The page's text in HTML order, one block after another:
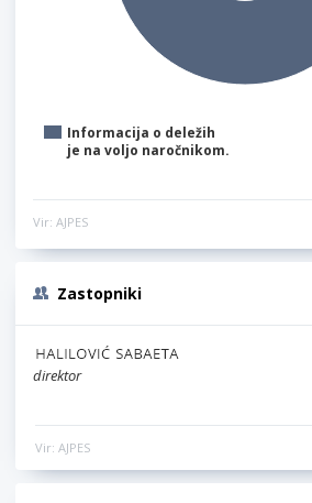
Informacija o deležih
je na voljo naročnikom.
Vir: AJPES
Zastopniki
direktor
Vir: AJPES